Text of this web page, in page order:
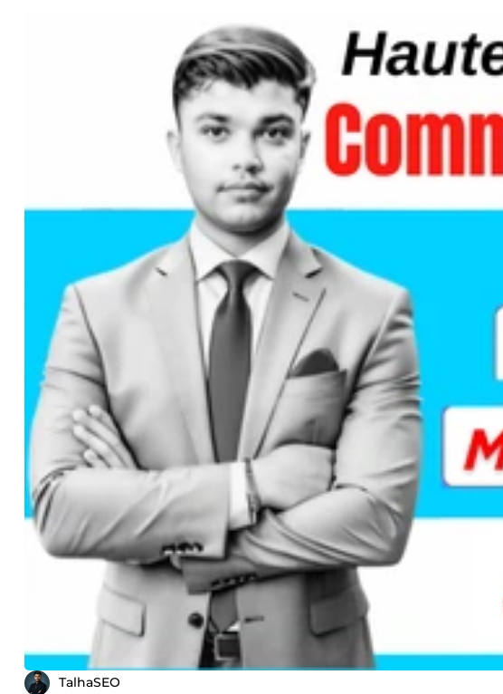
pas, et nous avons besoin de conseils d'experts. Nous voulons construire
premium de premier plan comme Forbes et d'autres grands médias Des
l'attention des médias Une stratégie SEO améliorée grâce à des
avant dans les principaux médias pour toucher un public plus large Je suis Talha Mahmood, un spécialiste de la création de liens
hautement qualifié, passionné par le succès en SEO pour les entreprises
classement de leurs sites web et leur trafic organique grâce à des
qualité et pertinents. Je ne perds pas de temps avec des méthodes
de sites pertinents et faisant autorité, qui font une réelle différence. ✅
Outreach : Buzzstream, Pitchbox, Hunter.io, Snov.io Contenu : Buzzsumo,
Réalisé plus de 150 campagnes de communiqués de presse Obtenu des
faisant autorité Augmenté les revenus d'une entreprise de 100K $ à 5M $
campagnes de relations publiques Expertise : Création de Liens, Articles Invités, Stratégies de Backlinks, Distribution de
Communiqués de Presse, Soumission de Communiqués de Presse,
Stratégie de Marketing, Construction d'Autorité en Ligne, Backlinks de
TalhaSEO